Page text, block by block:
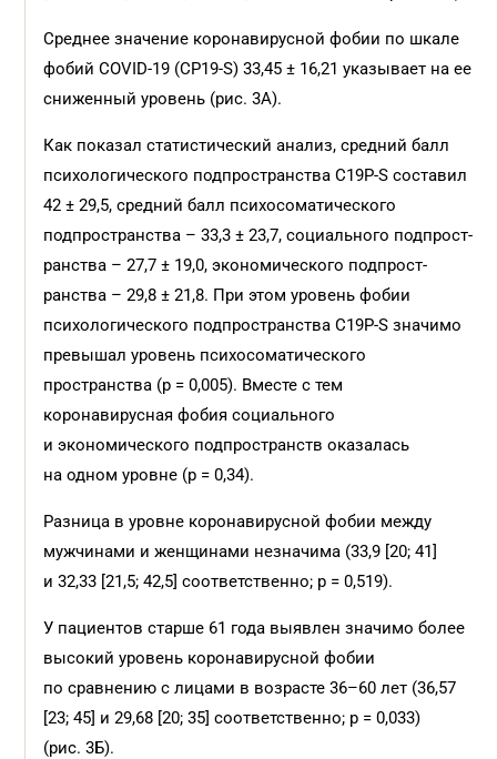
Среднее значение коронавирусной фобии по шкале
фобий COVID-19 (CP19-S) 33,45 ± 16,21 указывает на ее
сниженный уровень (рис. 3А).
Как показал статистический анализ, средний балл
психологического подпространства C19P-S составил
42 ± 29,5, средний балл психосоматического
подпространства – 33,3 ± 23,7, социального подпрост­
ранства – 27,7 ± 19,0, экономического подпрост­
ранства – 29,8 ± 21,8. При этом уровень фобии
психологического подпространства C19P-S значимо
превышал уровень психосоматического
пространства (p = 0,005). Вместе с тем
коронавирусная фобия социального
и экономического подпространств оказалась
на одном уровне (p = 0,34).
Разница в уровне коронавирусной фобии между
мужчинами и женщинами незначима (33,9 [20; 41]
и 32,33 [21,5; 42,5] соответственно; p = 0,519).
У пациентов старше 61 года выявлен значимо более
высокий уровень коронавирусной фобии
по сравнению с лицами в возрасте 36–60 лет (36,57
[23; 45] и 29,68 [20; 35] соответственно; p = 0,033)
(рис. 3Б).